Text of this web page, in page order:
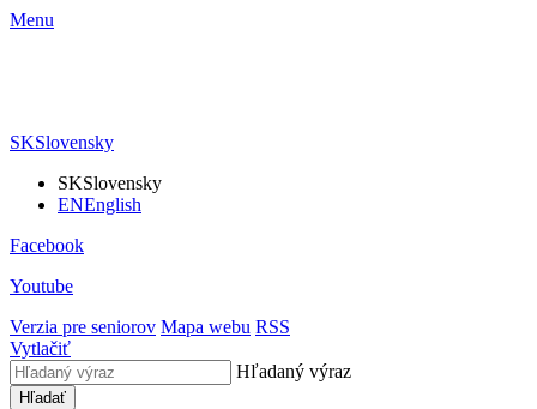
Menu
SKSlovensky
SKSlovensky
ENEnglish
Facebook
Youtube
Verzia pre seniorov Mapa webu RSS
Vytlačiť
Hľadaný výraz
Hľadať